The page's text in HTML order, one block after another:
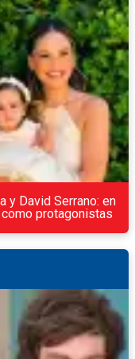
y David Serrano: en
protagonistas